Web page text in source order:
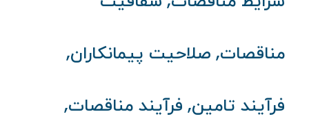
مناقصات, صلاحیت پیمانکاران,
فرآیند تامین, فرآیند مناقصات,